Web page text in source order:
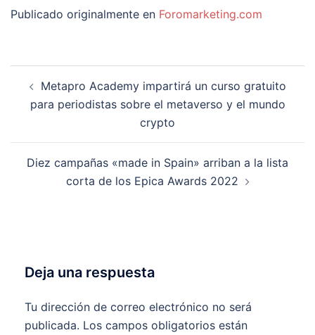
Publicado originalmente en Foromarketing.com
de
entradas
Metapro Academy impartirá un curso gratuito
para periodistas sobre el metaverso y el mundo
crypto
Diez campañas «made in Spain» arriban a la lista
corta de los Epica Awards 2022
Deja una respuesta
Tu dirección de correo electrónico no será
publicada. Los campos obligatorios están